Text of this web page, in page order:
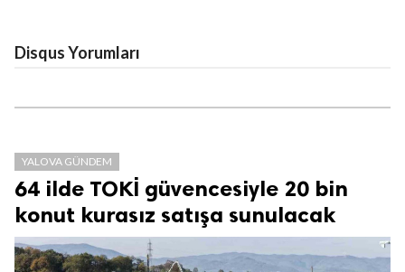
Disqus Yorumları
YALOVA GÜNDEM
64 ilde TOKİ güvencesiyle 20 bin
konut kurasız satışa sunulacak